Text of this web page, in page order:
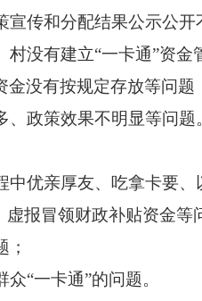
传和分配结果公示公
没有建立“一卡通”资
没有按规定存放等问题
政策效果不明显等问题
优亲厚友、吃拿卡要、
报冒领财政补贴资金等
；
“一卡通”的问题。